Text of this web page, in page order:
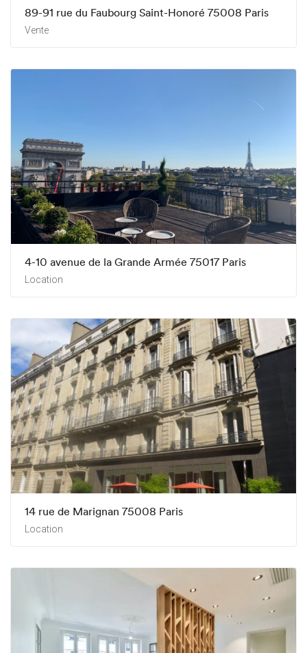
89-91 rue du Faubourg Saint-Honoré 75008 Paris
Vente
4-10 avenue de la Grande Armée 75017 Paris
Location
14 rue de Marignan 75008 Paris
Location